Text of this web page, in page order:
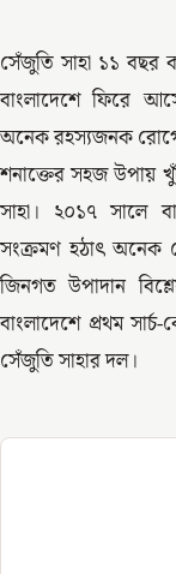
সেঁজুতি সাহা ১১ বছর
বাংলাদেশে ফিরে
অনেক রহস্যজনক
শনাক্তের সহজ উপায়
সাহা। ২০১৭ সালে
সংক্রমণ হঠাৎ অনেক
জিনগত উপাদান
বাংলাদেশে প্রথম
সেঁজুতি সাহার দল।